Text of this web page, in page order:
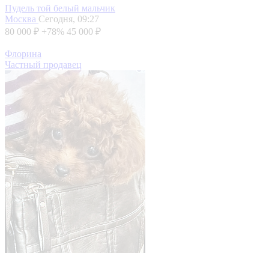
Пудель той белый мальчик
Москва Сегодня, 09:27
80 000 ₽ +78% 45 000 ₽
Флорина
Частный продавец